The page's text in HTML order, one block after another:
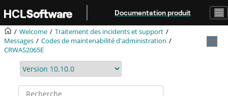
Aller au contenu principal
Documentation produit
Welcome
Traitement des incidents et support
Messages
Codes de maintenabilité d'administration
CRWAS2065E